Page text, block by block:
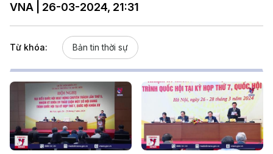
VNA | 26-03-2024, 21:31
Từ khóa: Bản tin thời sự